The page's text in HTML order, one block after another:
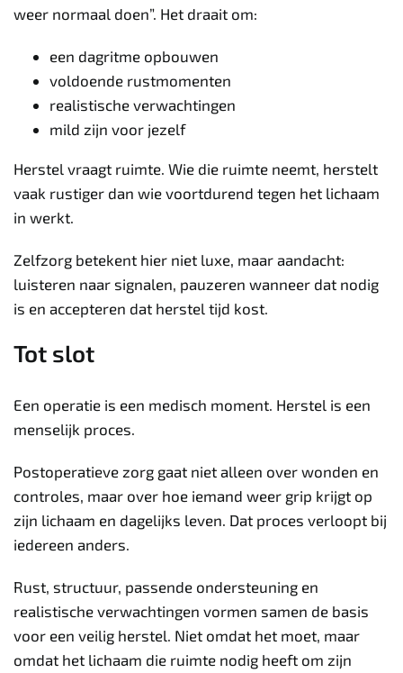
weer normaal doen”. Het draait om:
een dagritme opbouwen
voldoende rustmomenten
realistische verwachtingen
mild zijn voor jezelf
Herstel vraagt ruimte. Wie die ruimte neemt, herstelt
vaak rustiger dan wie voortdurend tegen het lichaam
in werkt.
Zelfzorg betekent hier niet luxe, maar aandacht:
luisteren naar signalen, pauzeren wanneer dat nodig
is en accepteren dat herstel tijd kost.
Tot slot
Een operatie is een medisch moment. Herstel is een
menselijk proces.
Postoperatieve zorg gaat niet alleen over wonden en
controles, maar over hoe iemand weer grip krijgt op
zijn lichaam en dagelijks leven. Dat proces verloopt bij
iedereen anders.
Rust, structuur, passende ondersteuning en
realistische verwachtingen vormen samen de basis
voor een veilig herstel. Niet omdat het moet, maar
omdat het lichaam die ruimte nodig heeft om zijn